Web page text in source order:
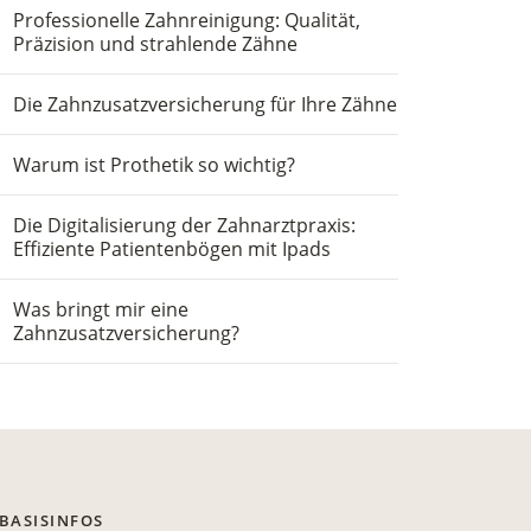
Professionelle Zahnreinigung: Qualität,
Präzision und strahlende Zähne
Die Zahnzusatzversicherung für Ihre Zähne
Warum ist Prothetik so wichtig?
Die Digitalisierung der Zahnarztpraxis:
Effiziente Patientenbögen mit Ipads
Was bringt mir eine
Zahnzusatzversicherung?
BASISINFOS